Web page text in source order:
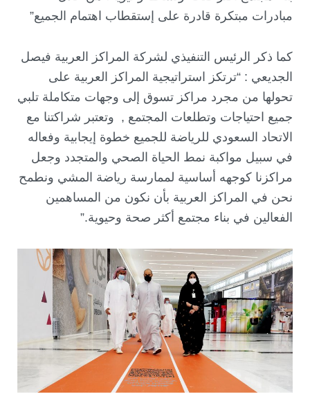
مبادرات مبتكرة قادرة على إستقطاب اهتمام الجميع”
كما ذكر الرئيس التنفيذي لشركة المراكز العربية فيصل
الجديعي : “ترتكز استراتيجية المراكز العربية على
تحولها من مجرد مراكز تسوق إلى وجهات متكاملة تلبي
جميع احتياجات وتطلعات المجتمع , وتعتبر شراكتنا مع
الاتحاد السعودي للرياضة للجميع خطوة إيجابية وفعاله
في سبيل مواكبة نمط الحياة الصحي والمتجدد وجعل
مراكزنا كوجهه أساسية لممارسة رياضة المشي ونطمح
نحن في المراكز العربية بأن نكون من المساهمين
الفعالين في بناء مجتمع أكثر صحة وحيوية.”